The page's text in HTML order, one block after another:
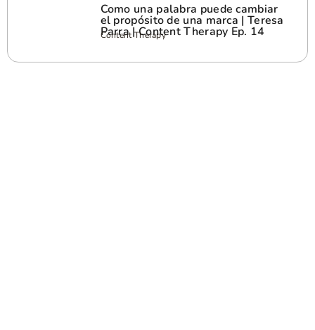
Como una palabra puede cambiar
el propósito de una marca | Teresa
Parra | Content Therapy Ep. 14
Content Therapy